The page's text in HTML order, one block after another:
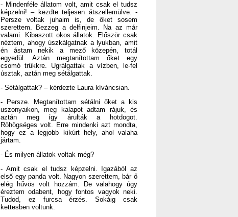
- Mindenféle állatom volt, amit csak el tudsz
képzelni! – kezdte teljesen átszellemülve. -
Persze voltak juhaim is, de őket sosem
szerettem. Bezzeg a delfinjeim. Na az már
valami. Kibaszott okos állatok. Először csak
néztem, ahogy úszkálgatnak a lyukban, amit
én ástam nekik a mező közepén, totál
egyedül. Aztán megtanítottam őket egy
csomó trükkre. Ugrálgattak a vízben, le-fel
úsztak, aztán meg sétálgattak.
- Sétálgattak? – kérdezte Laura kíváncsian.
- Persze. Megtanítottam sétálni őket a kis
uszonyaikon, meg kalapot adtam rájuk, és
aztán meg így árulták a hotdogot.
Röhögséges volt. Erre mindenki azt mondta,
hogy ez a legjobb kikúrt hely, ahol valaha
jártam.
- És milyen állatok voltak még?
- Amit csak el tudsz képzelni. Igazából az
első egy panda volt. Nagyon szerettem, bár ő
elég hűvös volt hozzám. De valahogy úgy
éreztem odabent, hogy fontos vagyok neki.
Tudod, ez furcsa érzés. Sokáig csak
kettesben voltunk.